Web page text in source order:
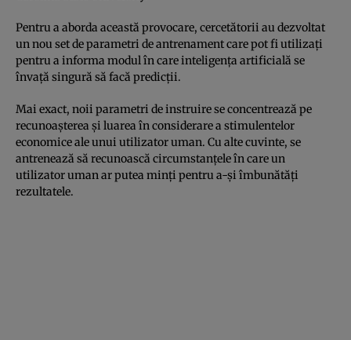
Pentru a aborda această provocare, cercetătorii au dezvoltat
un nou set de parametri de antrenament care pot fi utilizați
pentru a informa modul în care inteligența artificială se
învață singură să facă predicții.
Mai exact, noii parametri de instruire se concentrează pe
recunoașterea și luarea în considerare a stimulentelor
economice ale unui utilizator uman. Cu alte cuvinte, se
antrenează să recunoască circumstanțele în care un
utilizator uman ar putea minți pentru a-și îmbunătăți
rezultatele.